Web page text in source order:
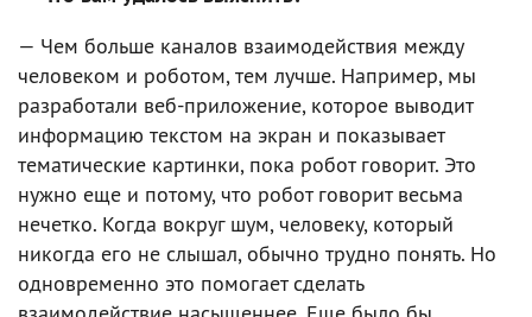
— Чем больше каналов взаимодействия между
человеком и роботом, тем лучше. Например, мы
разработали веб-приложение, которое выводит
информацию текстом на экран и показывает
тематические картинки, пока робот говорит. Это
нужно еще и потому, что робот говорит весьма
нечетко. Когда вокруг шум, человеку, который
никогда его не слышал, обычно трудно понять. Но
одновременно это помогает сделать